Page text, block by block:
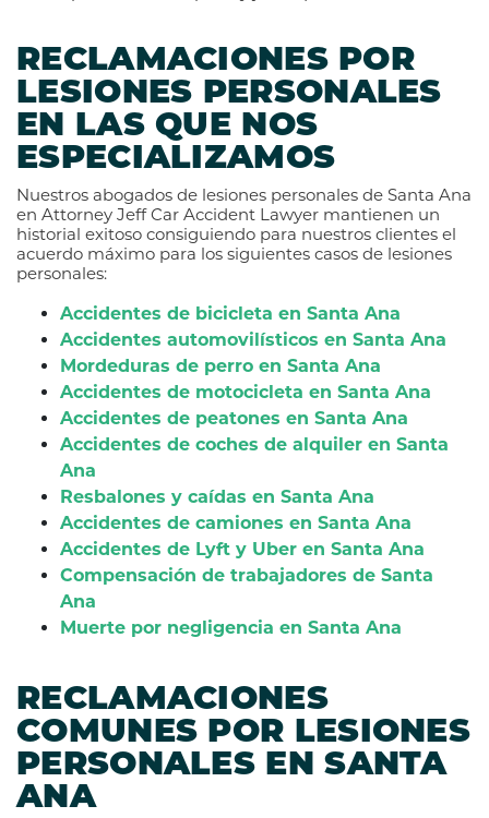
RECLAMACIONES POR
LESIONES PERSONALES
EN LAS QUE NOS
ESPECIALIZAMOS
Nuestros abogados de lesiones personales de Santa Ana
en Attorney Jeff Car Accident Lawyer mantienen un
historial exitoso consiguiendo para nuestros clientes el
acuerdo máximo para los siguientes casos de lesiones
personales:
Accidentes de bicicleta en Santa Ana
Accidentes automovilísticos en Santa Ana
Mordeduras de perro en Santa Ana
Accidentes de motocicleta en Santa Ana
Accidentes de peatones en Santa Ana
Accidentes de coches de alquiler en Santa
Ana
Resbalones y caídas en Santa Ana
Accidentes de camiones en Santa Ana
Accidentes de Lyft y Uber en Santa Ana
Compensación de trabajadores de Santa
Ana
Muerte por negligencia en Santa Ana
RECLAMACIONES
COMUNES POR LESIONES
PERSONALES EN SANTA
ANA